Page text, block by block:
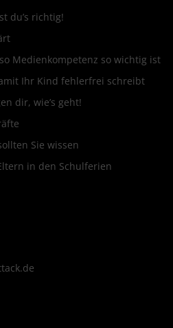
du’s richtig!
Medienkompetenz so wichtig ist
Ihr Kind fehlerfrei schreibt
dir, wie’s geht!
Sie wissen
in den Schulferien